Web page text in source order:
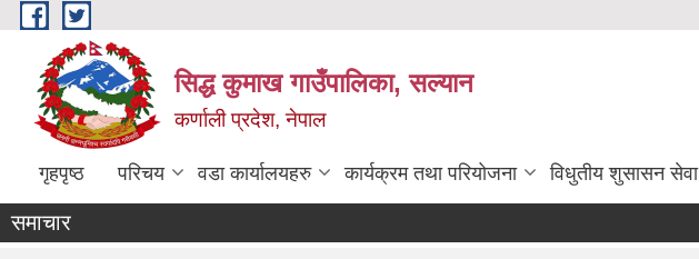
Skip to main content
सिद्ध कुमाख गाउँपालिका, सल्यान
कर्णाली प्रदेश, नेपाल
गृहपृष्ठ परिचय वडा कार्यालयहरु कार्यक्रम तथा परियोजना विधुतीय शुसासन सेवा
समाचार